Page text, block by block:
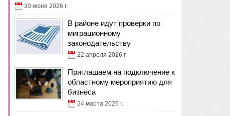
30 июня 2026 г.
В районе идут проверки по
миграционному
законодательству
22 апреля 2026 г.
Приглашаем на подключение к
областному мероприятию для
бизнеса
24 марта 2026 г.